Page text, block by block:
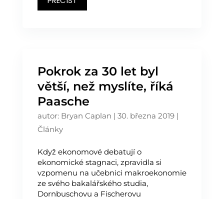
Pokrok za 30 let byl
větší, než myslíte, říká
Paasche
autor: Bryan Caplan | 30. března 2019|
Články
Když ekonomové debatují o
ekonomické stagnaci, zpravidla si
vzpomenu na učebnici makroekonomie
ze svého bakalářského studia,
Dornbuschovu a Fischerovu